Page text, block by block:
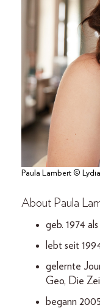
Paula Lambert ©
About Paula
geb. 1974
lebt seit
gelernte
Geo, Die
begann